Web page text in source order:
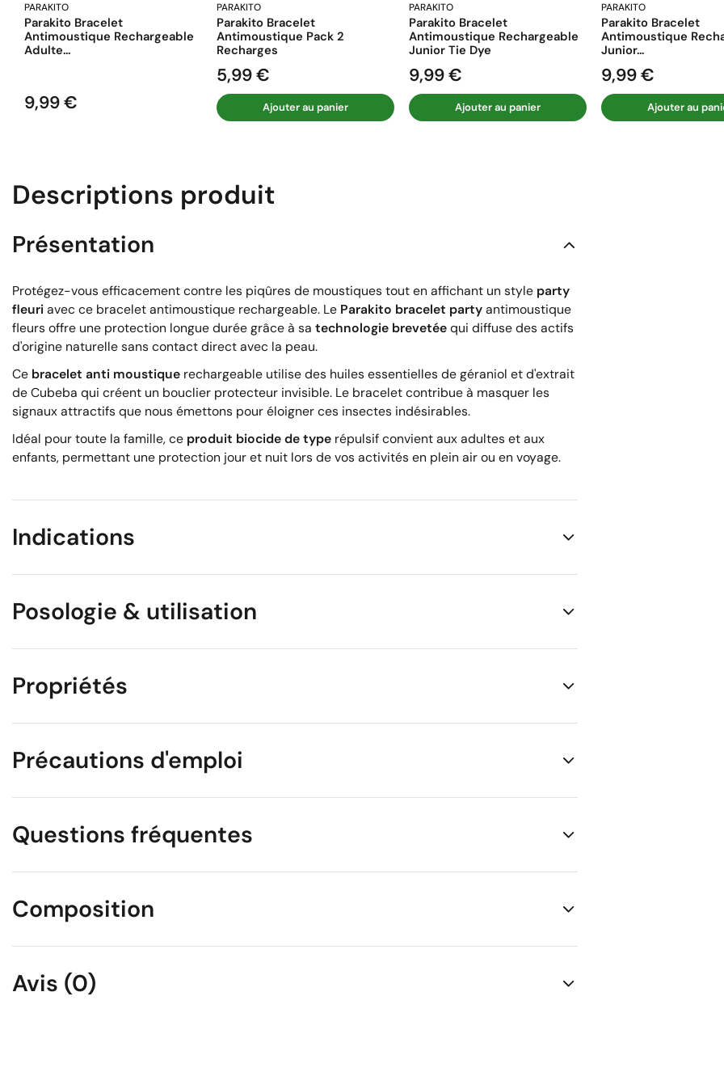
PARAKITO
Parakito Bracelet
Antimoustique Rechargeable
Adulte...
Prix
9,99 €
PARAKITO
Parakito Bracelet
Antimoustique Pack 2
Recharges
Prix
5,99 €
Ajouter au panier
PARAKITO
Parakito Bracelet
Antimoustique Rechargeable
Junior Tie Dye
Prix
9,99 €
Ajouter au panier
PARAKITO
Parakito Bracelet
Antimoustique
Junior...
Prix
9,99 €
Ajouter au
Descriptions produit
Présentation
Protégez-vous efficacement contre les piqûres de moustiques tout en affichant un style party
fleuriavec ce bracelet antimoustique rechargeable. Le Parakito bracelet partyantimoustique
fleurs offre une protection longue durée grâce à sa technologie brevetéequi diffuse des actifs
d'origine naturelle sans contact direct avec la peau.
Ce bracelet anti moustique rechargeable utilise des huiles essentielles de géraniol et d'extrait
de Cubeba qui créent un bouclier protecteur invisible. Le bracelet contribue à masquer les
signaux attractifs que nous émettons pour éloigner ces insectes indésirables.
Idéal pour toute la famille, ce produit biocide de type répulsif convient aux adultes et aux
enfants, permettant une protection jour et nuit lors de vos activités en plein air ou en voyage.
Indications
Posologie & utilisation
Propriétés
Précautions d'emploi
Questions fréquentes
Composition
Avis (0)